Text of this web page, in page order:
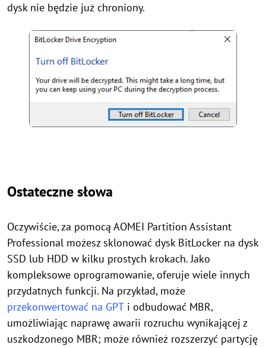
dysk nie będzie już chroniony.
Ostateczne słowa
Oczywiście, za pomocą AOMEI Partition Assistant
Professional możesz sklonować dysk BitLocker na dysk
SSD lub HDD w kilku prostych krokach. Jako
kompleksowe oprogramowanie, oferuje wiele innych
przydatnych funkcji. Na przykład, może
przekonwertować na GPT i odbudować MBR,
umożliwiając naprawę awarii rozruchu wynikającej z
uszkodzonego MBR; może również rozszerzyć partycję